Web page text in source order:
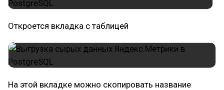
Откроется вкладка с таблицей
На этой вкладке можно скопировать название